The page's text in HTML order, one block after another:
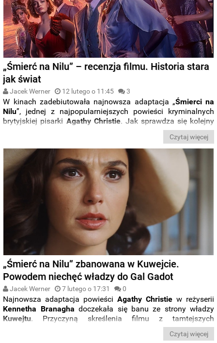
„Śmierć na Nilu” – recenzja filmu. Historia stara
jak świat
Jacek Werner 12 lutego o 11:45 3
W kinach zadebiutowała najnowsza adaptacja „Śmierci na
Nilu”, jednej z najpopularniejszych powieści kryminalnych
brytyjskiej pisarki Agathy Christie. Jak sprawdza się kolejny
w reżyseriiKennetha
? Zapraszamy do lektury naszej recenzji.Czytaj więcej
„Śmierć na Nilu” zbanowana w Kuwejcie.
Powodem niechęć władzy do Gal Gadot
Jacek Werner 7 lutego o 17:31 0
Najnowsza adaptacja powieści Agathy Christie w reżyserii
Kennetha Branagha doczekała się banu ze strony władzy
Kuwejtu. Przyczyną skreślenia filmu z tamtejszych
repertuarów podzieliła się przedstawicielka Ministerstwa
Informacji. Chodzi o obecność w obsadzie aktorkiGal Gadot
Czytaj więcej